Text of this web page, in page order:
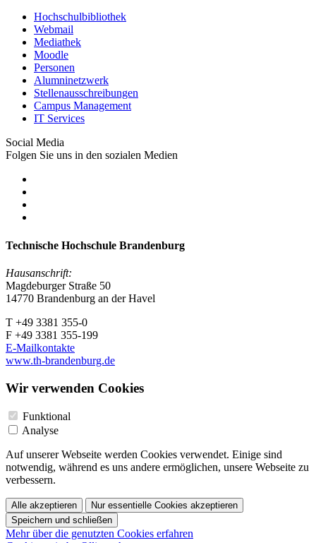
Hochschulbibliothek
Webmail
Mediathek
Moodle
Personen
Alumninetzwerk
Stellenausschreibungen
Campus Management
IT Services
Social Media
Folgen Sie uns in den sozialen Medien
Technische Hochschule Brandenburg
Hausanschrift:
Magdeburger Straße 50
14770 Brandenburg an der Havel
T +49 3381 355-0
F +49 3381 355-199
E-Mailkontakte
www.th-brandenburg.de
Wir verwenden Cookies
Funktional
Analyse
Auf unserer Webseite werden Cookies verwendet. Einige sind
notwendig, während es uns andere ermöglichen, unsere Webseite zu
verbessern.
Alle akzeptieren
Nur essentielle Cookies akzeptieren
Speichern und schließen
Mehr über die genutzten Cookies erfahren